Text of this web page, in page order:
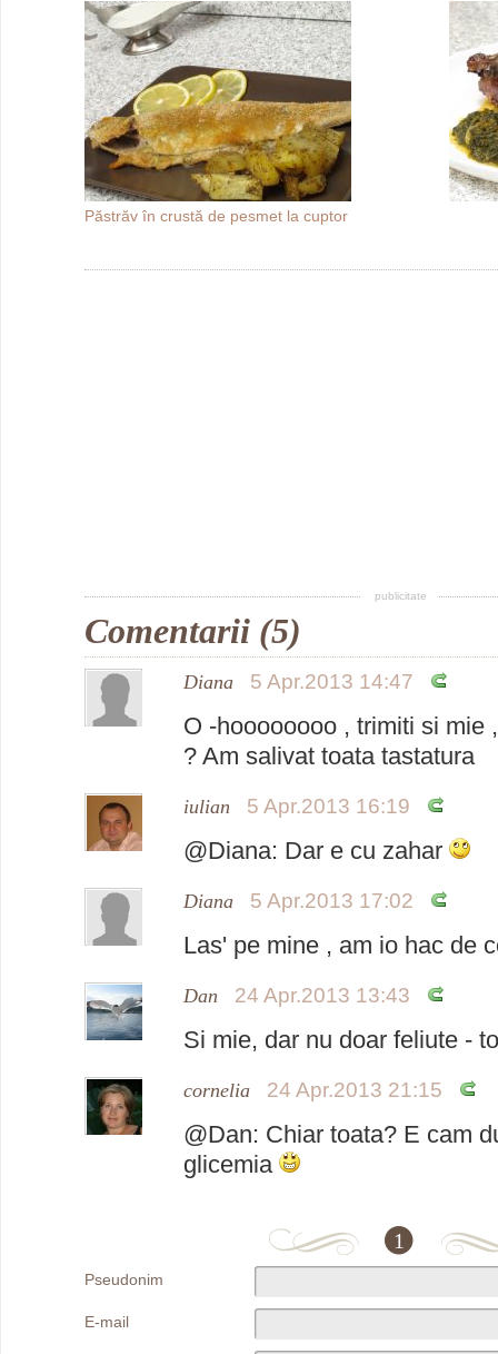
Păstrăv în crustă de pesmet la cuptor
publicitate
Comentarii (5)
Diana 5 Apr.2013 14:47
O -hoooooooo , trimiti si mie
? Am salivat toata tastatura
iulian 5 Apr.2013 16:19
@Diana: Dar e cu zahar
Diana 5 Apr.2013 17:02
Las' pe mine , am io hac de
Dan 24 Apr.2013 13:43
Si mie, dar nu doar feliute -
cornelia 24 Apr.2013 21:15
@Dan: Chiar toata? E cam
glicemia
1
Pseudonim
E-mail